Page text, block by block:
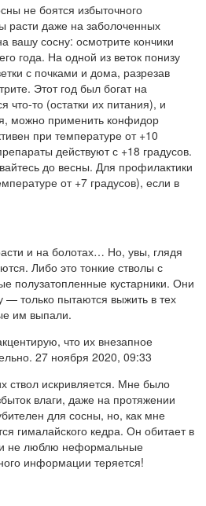
не боятся избыточного
расти даже на заболоченных
вашу сосну: осмотрите кончики
года. На одной из веток понизу
с почками и дома, разрезав
Этот год был богат на
что-то (остатки их питания), и
можно применить конфидор
при температуре от +10
действуют с +18 градусов.
до весны. Для профилактики
от +7 градусов), если в
и на болотах… Но, увы, глядя
Либо это тонкие стволы с
полузатопленные кустарники. Они
только пытаются выжить в тех
им выпали.
что их внезапное
27 ноября 2020, 09:33
ствол искривляется. Мне было
влаги, даже на протяжении
для сосны, но, как мне
гималайского кедра. Он обитает в
и не люблю неформальные
информации теряется!